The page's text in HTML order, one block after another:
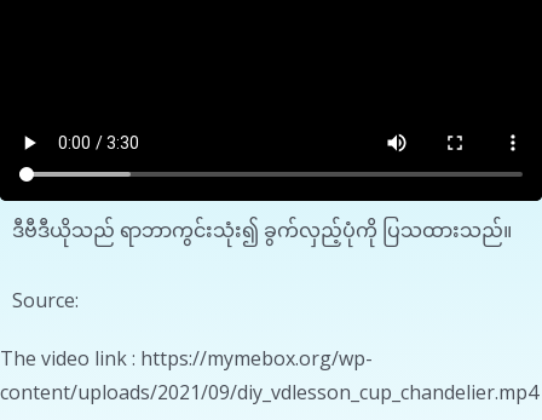
ဒီဗီဒီယိုသည် ရာဘာကွင်းသုံး၍ ခွက်လှည့်ပုံကို ပြသထားသည်။
Source:
The video link : https://mymebox.org/wp-
content/uploads/2021/09/diy_vdlesson_cup_chandelier.mp4